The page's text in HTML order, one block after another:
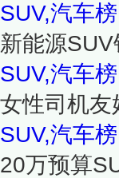
SUV,汽车榜
新能源
SUV,汽车榜
女性司机友
SUV,汽车榜
20万预算